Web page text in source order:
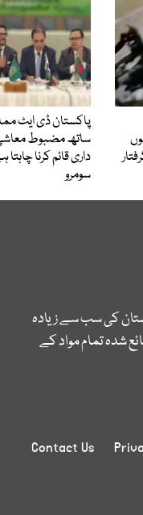
پاکستان ڈی ایٹ
ساتھ مضبوط
داری قائم کرنا
سومرو
کی سب سے زیادہ
شدہ تمام مواد کے
Contact Us